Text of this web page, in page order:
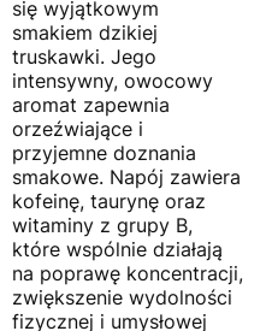
się wyjątkowym
smakiem dzikiej
truskawki. Jego
intensywny, owocowy
aromat zapewnia
orzeźwiające i
przyjemne doznania
smakowe. Napój zawiera
kofeinę, taurynę oraz
witaminy z grupy B,
które wspólnie działają
na poprawę koncentracji,
zwiększenie wydolności
fizycznej i umysłowej